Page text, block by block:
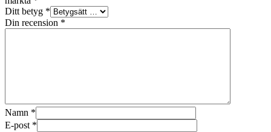
Ditt betyg *
Din recension *
Namn *
E-post *